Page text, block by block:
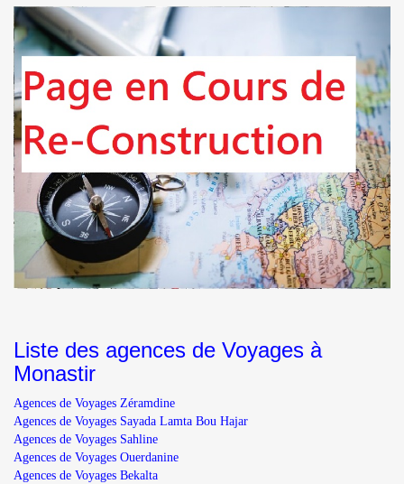
Liste des agences de Voyages à
Monastir
Agences de Voyages Zéramdine
Agences de Voyages Sayada Lamta Bou Hajar
Agences de Voyages Sahline
Agences de Voyages Ouerdanine
Agences de Voyages Bekalta